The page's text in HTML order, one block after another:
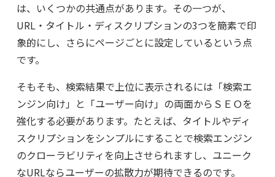
は、いくつかの共通点があります。その一つが、
URL・タイトル・ディスクリプションの3つを簡素で印
象的にし、さらにページごとに設定しているという点
です。
そもそも、検索結果で上位に表示されるには「検索エ
ンジン向け」と「ユーザー向け」の両面からＳＥＯを
強化する必要があります。たとえば、タイトルやディ
スクリプションをシンプルにすることで検索エンジン
のクローラビリティを向上させられますし、ユニーク
なURLならユーザーの拡散力が期待できるのです。